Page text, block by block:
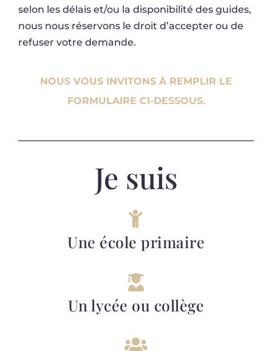
selon les délais et/ou la disponibilité des guides,
nous nous réservons le droit d’accepter ou de
refuser votre demande.
NOUS VOUS INVITONS À REMPLIR LE
FORMULAIRE CI-DESSOUS.
Je suis
Une école primaire
Un lycée ou collège